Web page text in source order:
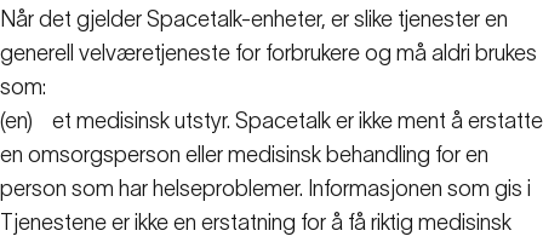
Når det gjelder Spacetalk-enheter, er slike tjenester en
generell velværetjeneste for forbrukere og må aldri brukes
som:
(en)
et medisinsk utstyr. Spacetalk er ikke ment å erstatte
en omsorgsperson eller medisinsk behandling for en
person som har helseproblemer. Informasjonen som gis i
Tjenestene er ikke en erstatning for å få riktig medisinsk